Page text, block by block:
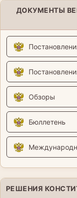
ДОКУМЕНТЫ
Обзоры
Бюллетень
РЕШЕНИЯ